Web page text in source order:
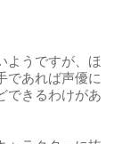
ようですが、ほ
であれば声優に
できるわけがあ